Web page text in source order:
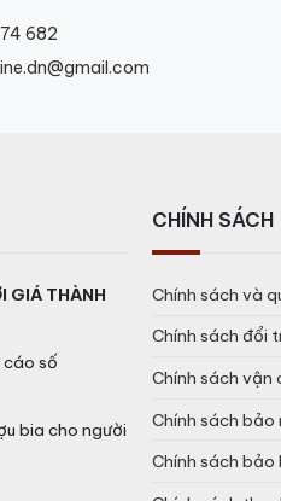
682
GIÁ THÀNH
số
bia cho người
CHÍNH SÁCH
Chính sách và
Chính sách đổi
Chính sách vận
Chính sách
Chính sách bảo